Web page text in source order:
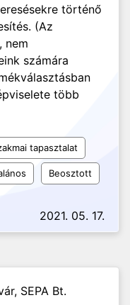
történő
(Az
nem
számára
több
tapasztalat
Beosztott
2021. 05. 17.
SEPA Bt.